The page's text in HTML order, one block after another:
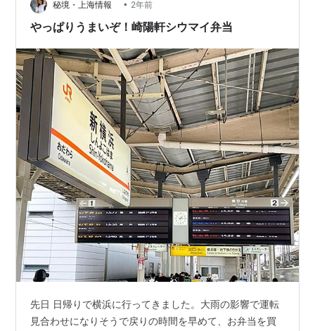
秘境・上海情報 • 2年前
やっぱりうまいぞ！崎陽軒シウマイ弁当
先日 日帰りで横浜に行ってきました。大雨の影響で運転
見合わせになりそうで戻りの時間を早めて、お弁当を買